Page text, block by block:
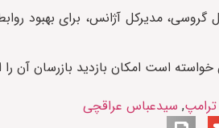
۱۰ تیرماه، رافائل گروسی، مدیرکل آژانس،
خواسته است امکان بازدید بازرسان آن
ترامپ, سیدعباس عراقچی